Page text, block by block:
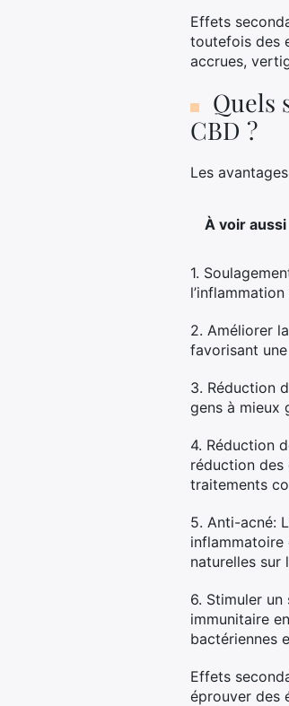
Effets
toutefois des
accrues,
Quels
CBD ?
Les
À voir aussi
1.
2. Améliorer
favorisant
3. Réduction
gens à mieux
4. Réduction
réduction des
traitements
5. Anti-acné:
inflammatoire
naturelles sur
6. Stimuler
immunitaire
bactériennes
Effets
éprouver des